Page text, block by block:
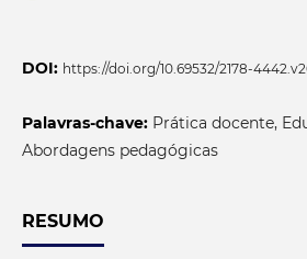
DOI: https://doi.org/10.69532/2178-
Palavras-chave: Prática docente,
Abordagens pedagógicas
RESUMO